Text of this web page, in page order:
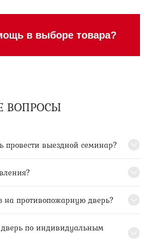
в выборе товара?
ВОПРОСЫ
провести выездной семинар?
на противопожарную дверь?
по индивидуальным